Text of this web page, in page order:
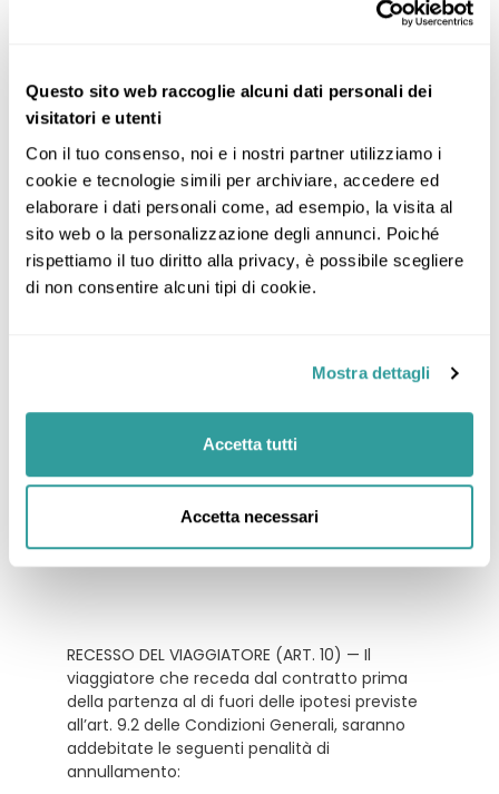
Questo sito web raccoglie alcuni dati personali dei
visitatori e utenti
Con il tuo consenso, noi e i nostri partner utilizziamo i
cookie e tecnologie simili per archiviare, accedere ed
elaborare i dati personali come, ad esempio, la visita al
sito web o la personalizzazione degli annunci. Poiché
rispettiamo il tuo diritto alla privacy, è possibile scegliere
di non consentire alcuni tipi di cookie.
Mostra dettagli
Accetta tutti
Accetta necessari
voli a/r con franchigia bagaglio di 23 kg
soggiorno di 7 notti in camera family standard
con trattamento soft all inclusive
polizza medico bagaglio annullamento
tasse aeroportuali
tessera club
eventuale tassa di soggiorno da pagare in loco
tutto quanto non espressamente indicato ne
"la quota comprende"
RECESSO DEL VIAGGIATORE (ART. 10) — Il
viaggiatore che receda dal contratto prima
della partenza al di fuori delle ipotesi previste
all’art. 9.2 delle Condizioni Generali, saranno
addebitate le seguenti penalità di
annullamento: